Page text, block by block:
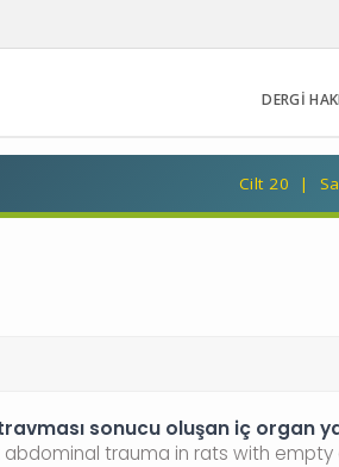
DERGİ
Cilt 20 |
sonucu oluşan iç organ
trauma in rats with